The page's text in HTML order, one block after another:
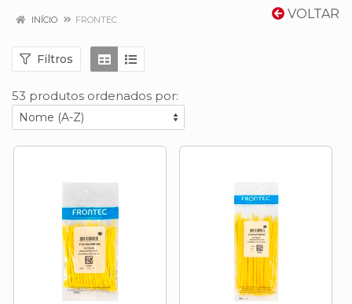
VOLTAR
INÍCIO FRONTEC
Filtros
53 produtos ordenados por: